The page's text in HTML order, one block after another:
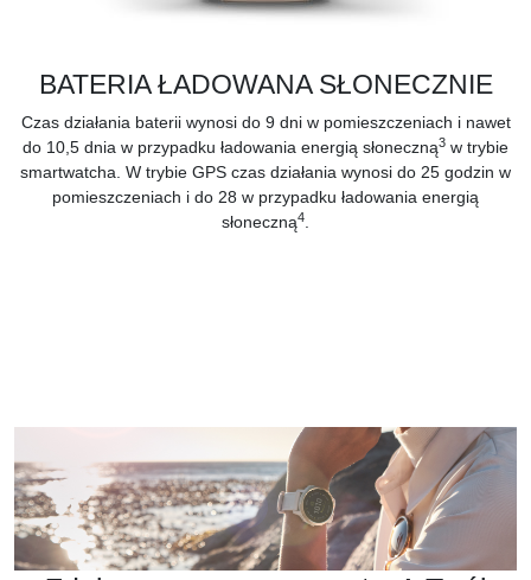
BATERIA ŁADOWANA SŁONECZNIE
Czas działania baterii wynosi do 9 dni w pomieszczeniach i nawet
do 10,5 dnia w przypadku ładowania energią słoneczną3 w trybie
smartwatcha. W trybie GPS czas działania wynosi do 25 godzin w
pomieszczeniach i do 28 w przypadku ładowania energią
słoneczną4